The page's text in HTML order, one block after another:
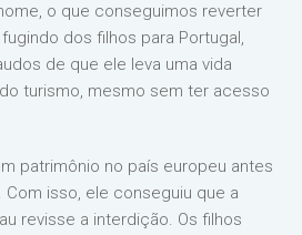
o que conseguimos reverter
dos filhos para Portugal,
de que ele leva uma vida
turismo, mesmo sem ter acesso
patrimônio no país europeu antes
Com isso, ele conseguiu que a
revisse a interdição. Os filhos